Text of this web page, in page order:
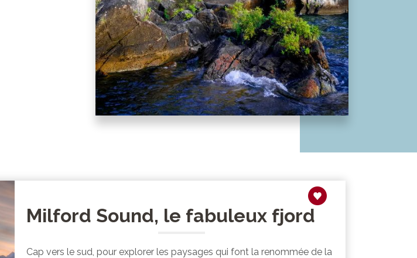
Milford Sound, le fabuleux fjord
Cap vers le sud, pour explorer les paysages qui font la renommée de la